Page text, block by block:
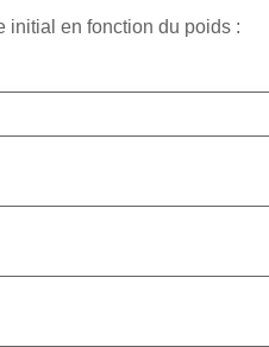
initial en fonction du poids :